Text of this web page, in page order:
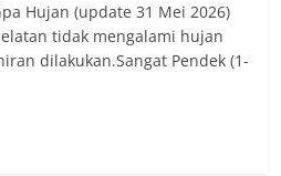
Hujan (update 31 Mei 2026)
tidak mengalami hujan
dilakukan.Sangat Pendek (1-